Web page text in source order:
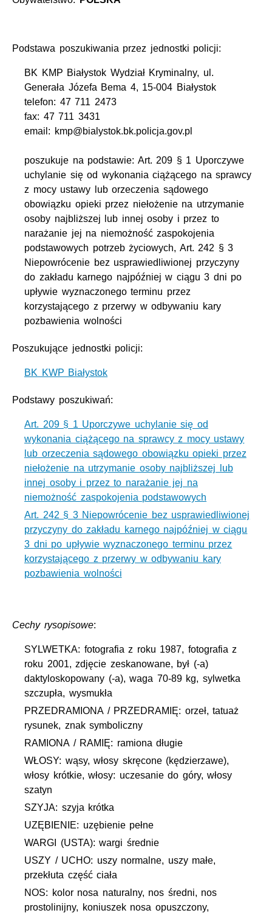
Podstawa poszukiwania przez jednostki policji:
BK KMP Białystok Wydział Kryminalny, ul.
Generała Józefa Bema 4, 15-004 Białystok
telefon: 47 711 2473
fax: 47 711 3431
email: kmp@bialystok.bk.policja.gov.pl
poszukuje na podstawie: Art. 209 § 1 Uporczywe
uchylanie się od wykonania ciążącego na sprawcy
z mocy ustawy lub orzeczenia sądowego
obowiązku opieki przez niełożenie na utrzymanie
osoby najbliższej lub innej osoby i przez to
narażanie jej na niemożność zaspokojenia
podstawowych potrzeb życiowych, Art. 242 § 3
Niepowrócenie bez usprawiedliwionej przyczyny
do zakładu karnego najpóźniej w ciągu 3 dni po
upływie wyznaczonego terminu przez
korzystającego z przerwy w odbywaniu kary
pozbawienia wolności
Poszukujące jednostki policji:
BK KWP Białystok
Podstawy poszukiwań:
Art. 209 § 1 Uporczywe uchylanie się od
wykonania ciążącego na sprawcy z mocy ustawy
lub orzeczenia sądowego obowiązku opieki przez
niełożenie na utrzymanie osoby najbliższej lub
innej osoby i przez to narażanie jej na
niemożność zaspokojenia podstawowych
Art. 242 § 3 Niepowrócenie bez usprawiedliwionej
przyczyny do zakładu karnego najpóźniej w ciągu
3 dni po upływie wyznaczonego terminu przez
korzystającego z przerwy w odbywaniu kary
pozbawienia wolności
Cechy rysopisowe:
SYLWETKA: fotografia z roku 1987, fotografia z
roku 2001, zdjęcie zeskanowane, był (-a)
daktyloskopowany (-a), waga 70-89 kg, sylwetka
szczupła, wysmukła
PRZEDRAMIONA / PRZEDRAMIĘ: orzeł, tatuaż
rysunek, znak symboliczny
RAMIONA / RAMIĘ: ramiona długie
WŁOSY: wąsy, włosy skręcone (kędzierzawe),
włosy krótkie, włosy: uczesanie do góry, włosy
szatyn
SZYJA: szyja krótka
UZĘBIENIE: uzębienie pełne
WARGI (USTA): wargi średnie
USZY / UCHO: uszy normalne, uszy małe,
przekłuta część ciała
NOS: kolor nosa naturalny, nos średni, nos
prostolinijny, koniuszek nosa opuszczony,